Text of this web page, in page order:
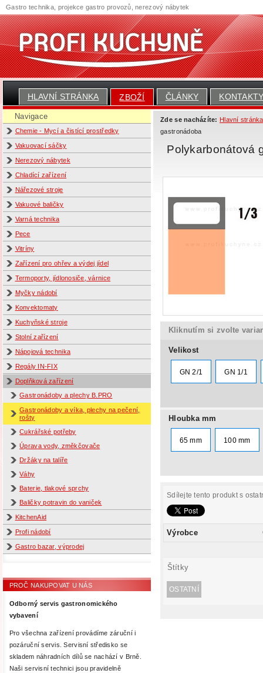
HLAVNÍ STRÁNKA ZBOŽÍ ČLÁNKY
Navigace
Chemie - Mycí a čistící prostředky
Vakuovací sáčky
Nerezový nábytek
Chladící zařízení
Nářezové stroje
Vakuové baličky
Varná technika
Pece
Vitríny
Zařízení pro ohřev a výdej jídel
Termoporty, jídlonosiče, várnice
Myčky nádobí
Konvektomaty
Kuchyňské stroje
Stolní zařízení
Nápojová technika
Regály IN-FIX
Doplňková zařízení
Gastronádoby a plechy B.PRO
Gastronádoby a víka, plechy na pečení,
rošty
Cukrářské potřeby
Úprava vody, změkčovače
Držáky na talíře
Váhy
Baterie, tlakové sprchy
Baličky potravin do vaniček
KitchenAid
Profi nádobí
Gastro bazar, výprodej
PROČ NAKUPOVAT U NÁS
Odborný servis gastronomického
vybavení
Pro všechna zařízení provádíme záruční i
pozáruční servis. Servisní středisko se
skladem náhradních dílů se nachází v Brně.
Naši servisní technici jsou pravidelně
Zde se nacházíte: Hlavní stránka
gastronádoba
Polykarbonátová
Kliknutím si zvolte
Velikost
GN 2/1 GN 1/1
Hloubka mm
65 mm 100 mm
Sdílejte tento produkt s
Výrobce
Štítky
OSTATNÍ
Gastro technika, projekce gastro provozů, nerezový nábytek